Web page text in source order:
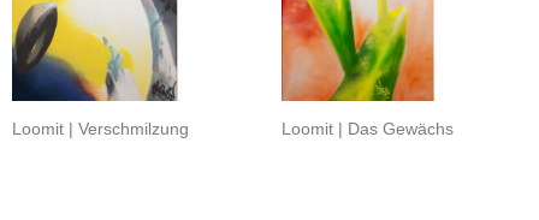
Loomit | Verschmilzung Loomit | Das Gewächs